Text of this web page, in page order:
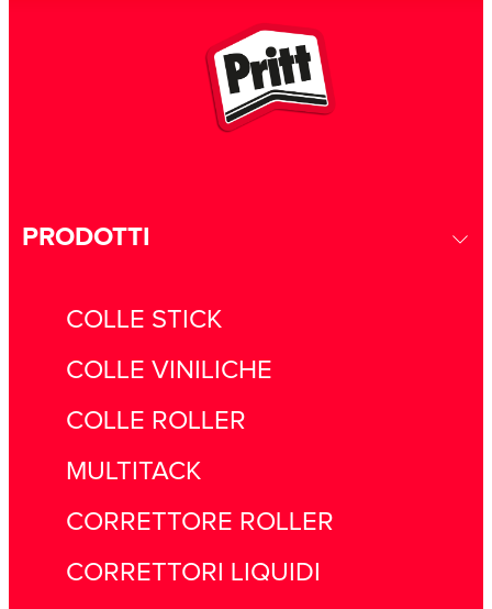
PRODOTTI
COLLE STICK
COLLE VINILICHE
COLLE ROLLER
MULTITACK
CORRETTORE ROLLER
CORRETTORI LIQUIDI